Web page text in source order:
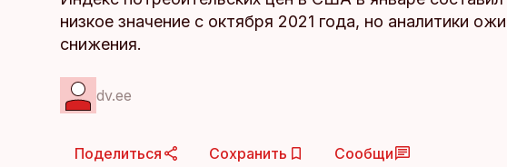
низкое значение с октября 2021 года, но аналитики
снижения.
dv.ee
Поделиться Сохранить Сообщи